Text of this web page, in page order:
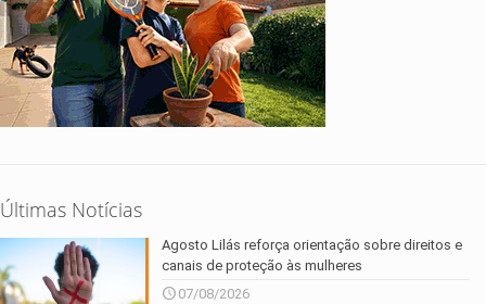
Últimas Notícias
Agosto Lilás reforça orientação sobre direitos e
canais de proteção às mulheres
07/08/2026